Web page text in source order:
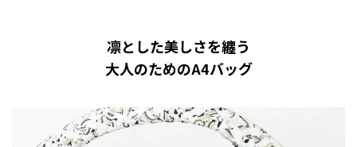
凛とした美しさを纏う
大人のためのA4バッグ